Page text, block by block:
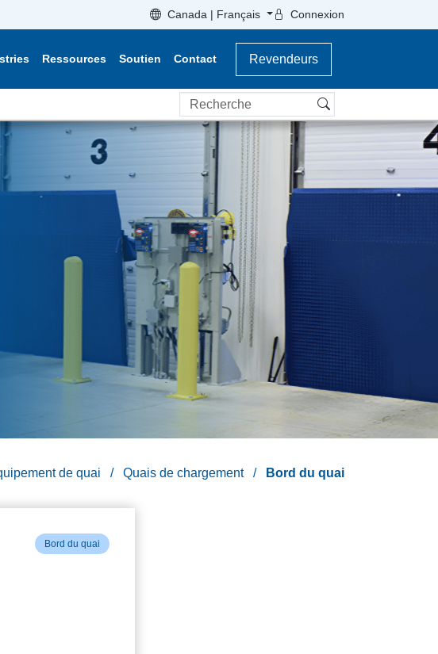
Canada | Français Connexion
Ressources Soutien Contact Revendeurs
Recherche
de quai Quais de chargement Bord du quai
Bord du quai